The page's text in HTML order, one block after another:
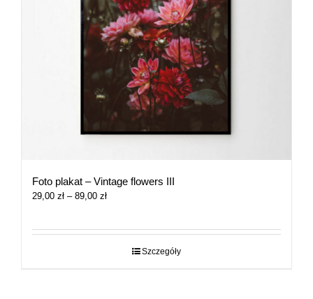
Foto plakat – Vintage flowers III
29,00 zł – 89,00 złZakres
29,00 zł
Szczegóły